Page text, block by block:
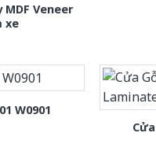
MDF Veneer
xe
W0901